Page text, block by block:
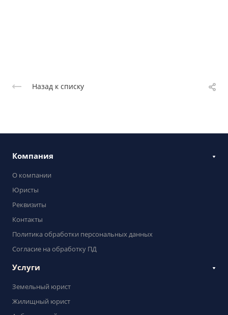
Назад к списку
Компания
О компании
Юристы
Реквизиты
Контакты
Политика обработки персональных данных
Согласие на обработку ПД
Услуги
Земельный юрист
Жилищный юрист